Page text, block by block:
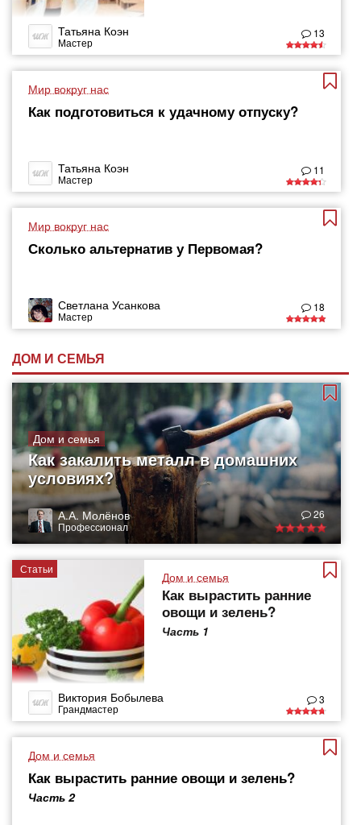
Татьяна Коэн
Мастер
13
Мир вокруг нас
Как подготовиться к удачному отпуску?
Татьяна Коэн
Мастер
11
Мир вокруг нас
Сколько альтернатив у Первомая?
Светлана Усанкова
Мастер
18
ДОМ И СЕМЬЯ
Дом и семья
Как закалить металл в домашних
условиях?
А.А. Молёнов
Профессионал
26
Статьи
Дом и семья
Как вырастить ранние
овощи и зелень?
Часть 1
Виктория Бобылева
Грандмастер
3
Дом и семья
Как вырастить ранние овощи и зелень?
Часть 2